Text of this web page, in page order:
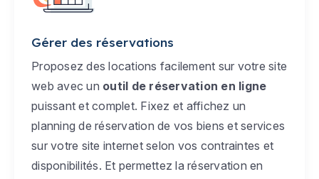
Gérer des réservations
Proposez des locations facilement sur votre site
web avec un outil de réservation en ligne
puissant et complet. Fixez et affichez un
planning de réservation de vos biens et services
sur votre site internet selon vos contraintes et
disponibilités. Et permettez la réservation en